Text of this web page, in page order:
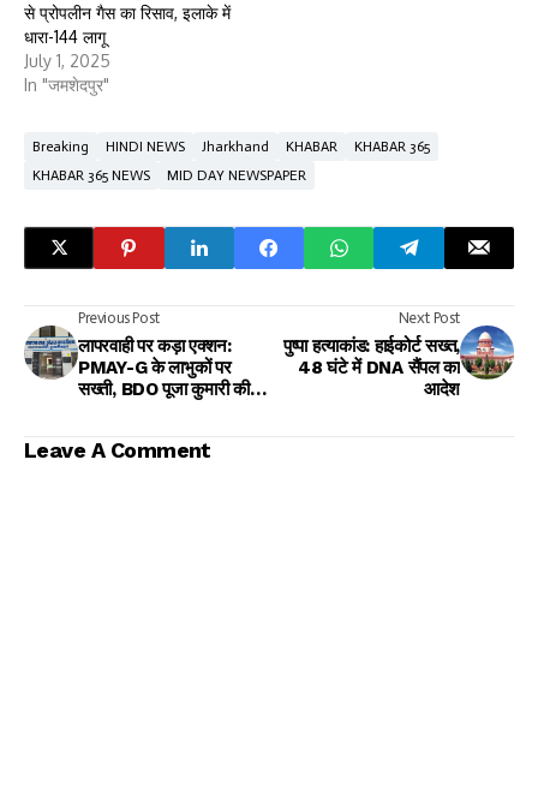
से प्रोपलीन गैस का रिसाव, इलाके में
धारा-144 लागू
July 1, 2025
In "जमशेदपुर"
Breaking HINDI NEWS Jharkhand KHABAR
KHABAR 365
KHABAR 365 NEWS
MID DAY NEWSPAPER
Previous Post
लापरवाही पर कड़ा एक्शन:
PMAY-G के लाभुकों पर
सख्ती, BDO पूजा कुमारी की
Next Post
पुष्पा हत्याकांड: हाईकोर्ट सख्त,
48 घंटे में DNA सैंपल का
आदेश
Leave A Comment